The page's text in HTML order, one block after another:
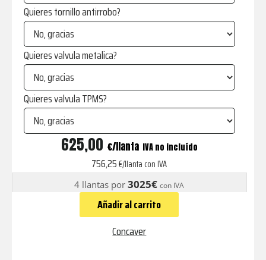
Quieres tornillo antirrobo?
Quieres valvula metalica?
Quieres valvula TPMS?
Red
cantidad
625,00 € IVA no incluído
756,25€/llanta con IVA
4 llantas por3025€ con IVA
Añadir al carrito
Concaver